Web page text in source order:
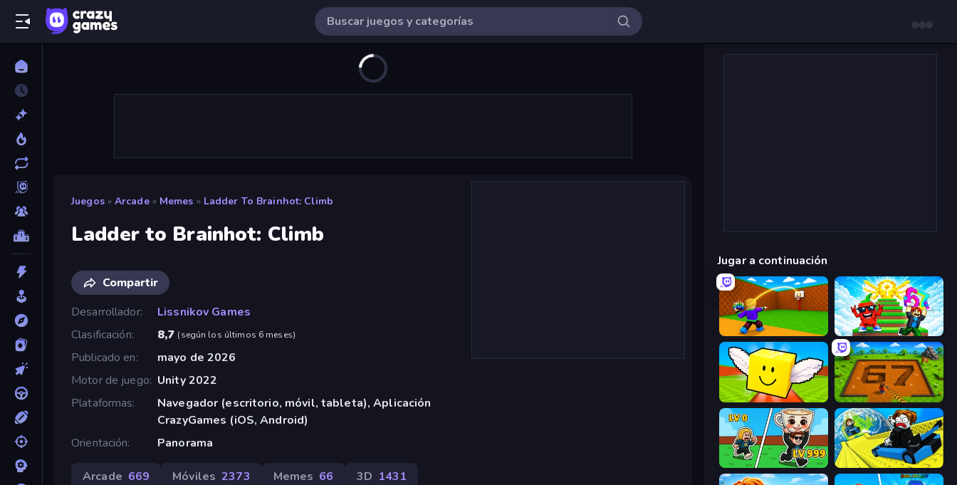
Juegos » Arcade » Memes » Ladder To Brainhot: Climb
Ladder to Brainhot: Climb
Compartir
Desarrollador
Lissnikov Games
Clasificación
8,7 (según los últimos 6 meses)
Publicado en
mayo de 2026
Motor de juego Unity 2022
Plataformas
Navegador (escritorio, móvil, tableta), Aplicación
CrazyGames (iOS, Android)
Orientación
Panorama
Arcade 669 Móviles 2373 Memes 66 3D 1431
Jugar a continuación
Throw a Lucky Block Run and Jump for Brainrot
Lucky Brainrot Blocks Online Obby: Dig Brainrots
Brainrot Arena Online Cart Ride Danger Mount